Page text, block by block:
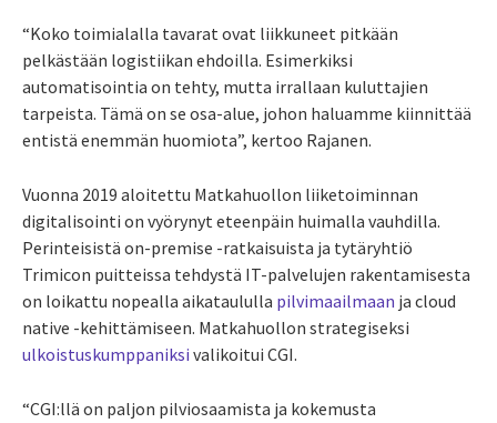
“Koko toimialalla tavarat ovat liikkuneet pitkään
pelkästään logistiikan ehdoilla. Esimerkiksi
automatisointia on tehty, mutta irrallaan kuluttajien
tarpeista. Tämä on se osa-alue, johon haluamme kiinnittää
entistä enemmän huomiota”, kertoo Rajanen.
Vuonna 2019 aloitettu Matkahuollon liiketoiminnan
digitalisointi on vyörynyt eteenpäin huimalla vauhdilla.
Perinteisistä on-premise -ratkaisuista ja tytäryhtiö
Trimicon puitteissa tehdystä IT-palvelujen rakentamisesta
on loikattu nopealla aikataululla pilvimaailmaan ja cloud
native -kehittämiseen. Matkahuollon strategiseksi
ulkoistuskumppaniksi valikoitui CGI.
“CGI:llä on paljon pilviosaamista ja kokemusta